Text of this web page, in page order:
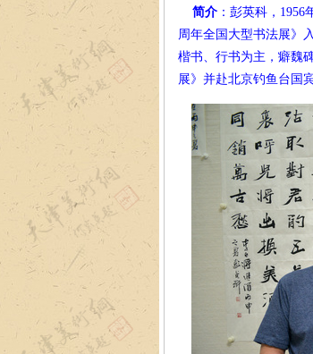
简介：彭英科，1956
周年全国大型书法展》
楷书、行书为主，癖魏
展》并赴北京钓鱼台国